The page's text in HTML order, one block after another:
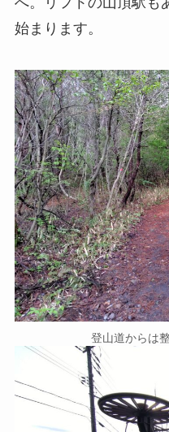
始まります。
登山道からは